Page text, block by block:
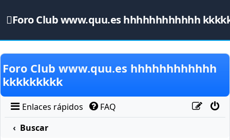
Foro Club www.quu.es hhhhhhhhhhhh
Obviar
Foro Club www.quu.es hhhhhhhhhhhh
kkkkkkkkk
Enlaces rápidos
FAQ
Buscar